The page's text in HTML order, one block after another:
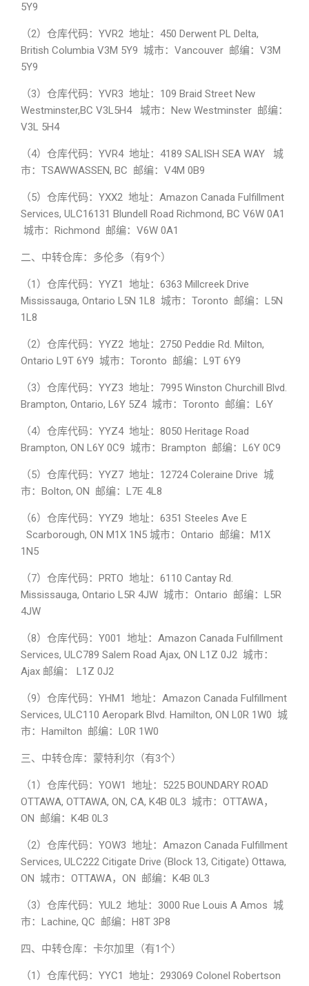
5Y9
（2）仓库代码：YVR2 地址：450 Derwent PL Delta,
British Columbia V3M 5Y9 城市：Vancouver 邮编：V3M
5Y9
（3）仓库代码：YVR3 地址：109 Braid Street New
Westminster,BC V3L5H4 城市：New Westminster 邮编：
V3L 5H4
（4）仓库代码：YVR4 地址：4189 SALISH SEA WAY 城
市：TSAWWASSEN, BC 邮编：V4M 0B9
（5）仓库代码：YXX2 地址：Amazon Canada Fulfillment
Services, ULC16131 Blundell Road Richmond, BC V6W 0A1
城市：Richmond 邮编：V6W 0A1
二、中转仓库：多伦多（有9个）
（1）仓库代码：YYZ1 地址：6363 Millcreek Drive
Mississauga, Ontario L5N 1L8 城市：Toronto 邮编：L5N
1L8
（2）仓库代码：YYZ2 地址：2750 Peddie Rd. Milton,
Ontario L9T 6Y9 城市：Toronto 邮编：L9T 6Y9
（3）仓库代码：YYZ3 地址：7995 Winston Churchill Blvd.
Brampton, Ontario, L6Y 5Z4 城市：Toronto 邮编：L6Y
（4）仓库代码：YYZ4 地址：8050 Heritage Road
Brampton, ON L6Y 0C9 城市：Brampton 邮编：L6Y 0C9
（5）仓库代码：YYZ7 地址：12724 Coleraine Drive 城
市：Bolton, ON 邮编：L7E 4L8
（6）仓库代码：YYZ9 地址：6351 Steeles Ave E
Scarborough, ON M1X 1N5 城市：Ontario 邮编：M1X
1N5
（7）仓库代码：PRTO 地址：6110 Cantay Rd.
Mississauga, Ontario L5R 4JW 城市：Ontario 邮编：L5R
4JW
（8）仓库代码：Y001 地址：Amazon Canada Fulfillment
Services, ULC789 Salem Road Ajax, ON L1Z 0J2 城市：
Ajax 邮编： L1Z 0J2
（9）仓库代码：YHM1 地址：Amazon Canada Fulfillment
Services, ULC110 Aeropark Blvd. Hamilton, ON L0R 1W0 城
市：Hamilton 邮编：L0R 1W0
三、中转仓库：蒙特利尔（有3个）
（1）仓库代码：YOW1 地址：5225 BOUNDARY ROAD
OTTAWA, OTTAWA, ON, CA, K4B 0L3 城市：OTTAWA，
ON 邮编：K4B 0L3
（2）仓库代码：YOW3 地址：Amazon Canada Fulfillment
Services, ULC222 Citigate Drive (Block 13, Citigate) Ottawa,
ON 城市：OTTAWA，ON 邮编：K4B 0L3
（3）仓库代码：YUL2 地址：3000 Rue Louis A Amos 城
市：Lachine, QC 邮编：H8T 3P8
四、中转仓库：卡尔加里（有1个）
（1）仓库代码：YYC1 地址：293069 Colonel Robertson